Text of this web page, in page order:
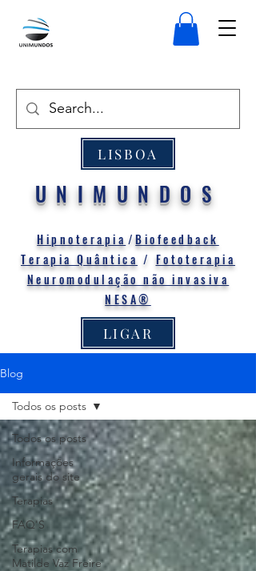
LISBOA
UNIMUNDOS
Hipnoterapia /Biofeedback
Terapia Quântica / Fototerapia
Neuromodulação não invasiva
NESA®
LIGAR
Blog
Todos os posts
Informações
gerais do site
Terapias
FAQ'S
Terapias com
Matilde Vaz Freire
Todos os posts